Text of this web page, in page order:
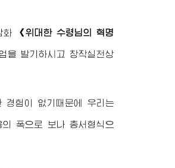
화 《 위대한 수령님의 혁명
을 발기하시고 창작실천상
경험이 없기때문에 우리는
폭으로 보나 총서형식으